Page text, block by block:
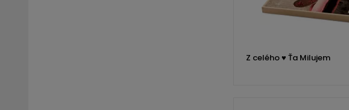
Z celého ♥ Ťa Milujem